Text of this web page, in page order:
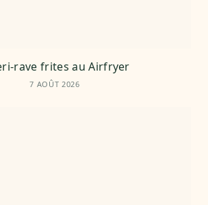
rave frites au Airfryer
7 AOÛT 2026